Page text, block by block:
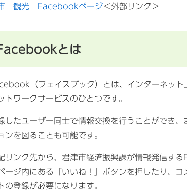
観光 Facebookページ＜外部リンク＞
とは
（フェイスブック）とは、インターネット
トワークサービスのひとつです。
たユーザー同士で情報交換を行うことができ、
ンを図ることも可能です。
ンク先から、君津市経済振興課が情報発信す
ージ内にある「いいね！」ボタンを押したり、
の登録が必要になります。